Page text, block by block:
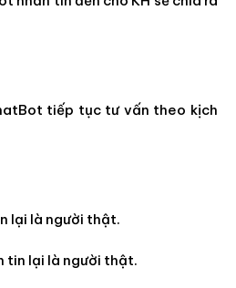
tiếp tục tư vấn theo kịch
lại là người thật.
tin lại là người thật.